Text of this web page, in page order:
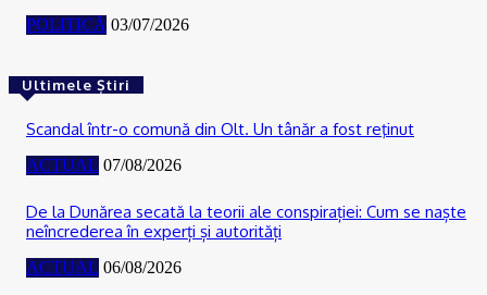
POLITICĂ 03/07/2026
Ultimele Știri
Scandal într-o comună din Olt. Un tânăr a fost reţinut
ACTUAL 07/08/2026
De la Dunărea secată la teorii ale conspirației: Cum se naște
neîncrederea în experți și autorități
ACTUAL 06/08/2026